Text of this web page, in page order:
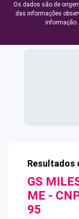
Os dados são de
das informações
Resultados
GS
ME -
95